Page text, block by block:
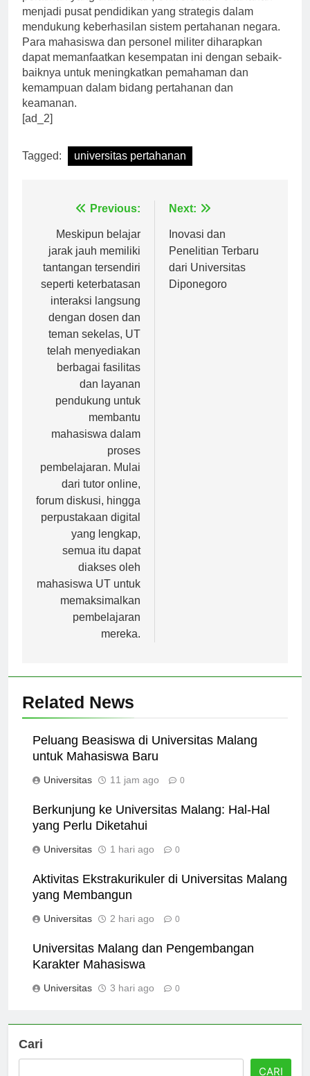
pelatihan yang ditawarkan, Universitas Pertahanan
menjadi pusat pendidikan yang strategis dalam
mendukung keberhasilan sistem pertahanan negara.
Para mahasiswa dan personel militer diharapkan
dapat memanfaatkan kesempatan ini dengan sebaik-
baiknya untuk meningkatkan pemahaman dan
kemampuan dalam bidang pertahanan dan
keamanan.
universitas pertahanan
posMeskipun belajar
jarak jauh memiliki
tantangan tersendiri
seperti keterbatasan
interaksi langsung
dengan dosen dan
teman sekelas, UT
telah menyediakan
berbagai fasilitas
dan layanan
pendukung untuk
membantu
mahasiswa dalam
proses
pembelajaran. Mulai
dari tutor online,
forum diskusi, hingga
perpustakaan digital
yang lengkap,
semua itu dapat
diakses oleh
mahasiswa UT untuk
memaksimalkan
pembelajaran
Inovasi dan
Penelitian Terbaru
dari Universitas
Related News
Peluang Beasiswa di Universitas Malang
Berkunjung ke Universitas Malang: Hal-Hal
Aktivitas Ekstrakurikuler di Universitas Malang
Universitas Malang dan Pengembangan
Cari